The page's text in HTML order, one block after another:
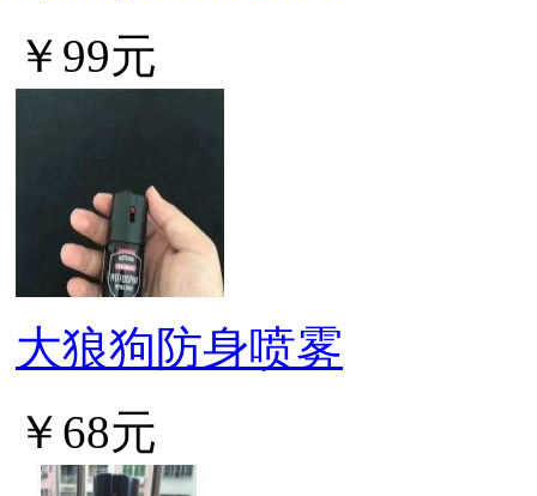
￥99元
大狼狗防身喷雾
￥68元